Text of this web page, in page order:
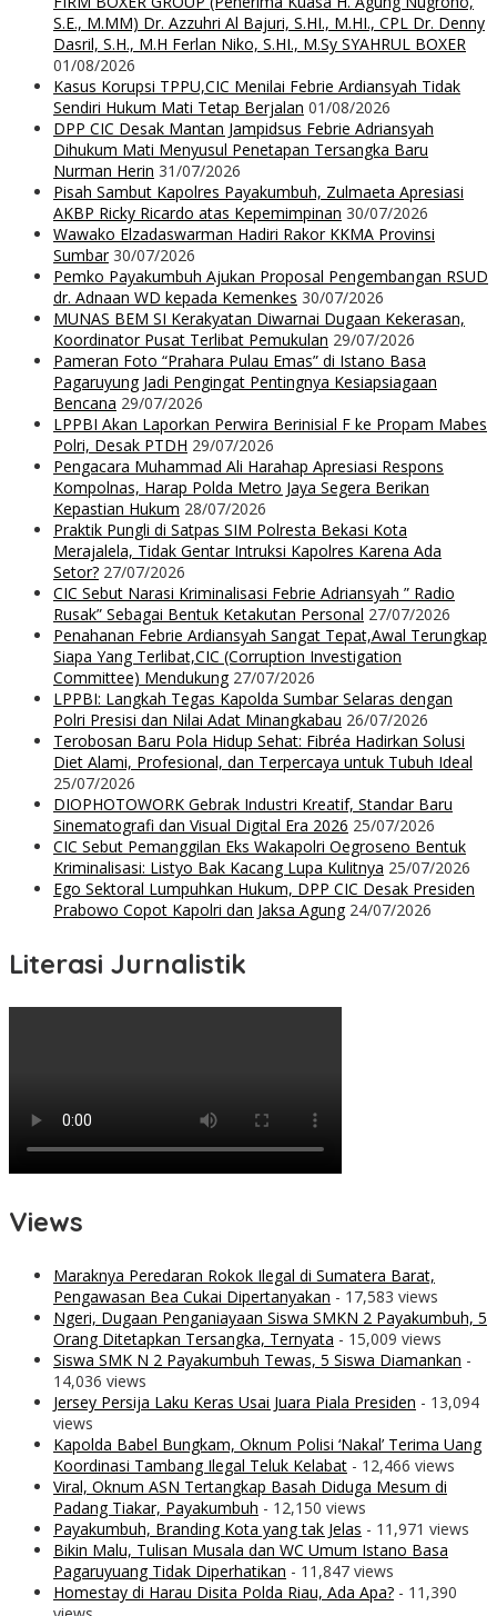
S.E., M.MM) Dr. Azzuhri Al Bajuri, S.HI., M.HI., CPL Dr. Denny
Dasril, S.H., M.H Ferlan Niko, S.HI., M.Sy SYAHRUL BOXER
01/08/2026
Kasus Korupsi TPPU,CIC Menilai Febrie Ardiansyah Tidak
Sendiri Hukum Mati Tetap Berjalan 01/08/2026
DPP CIC Desak Mantan Jampidsus Febrie Adriansyah
Dihukum Mati Menyusul Penetapan Tersangka Baru
Nurman Herin 31/07/2026
Pisah Sambut Kapolres Payakumbuh, Zulmaeta Apresiasi
AKBP Ricky Ricardo atas Kepemimpinan 30/07/2026
Wawako Elzadaswarman Hadiri Rakor KKMA Provinsi
Sumbar 30/07/2026
Pemko Payakumbuh Ajukan Proposal Pengembangan RSUD
dr. Adnaan WD kepada Kemenkes 30/07/2026
MUNAS BEM SI Kerakyatan Diwarnai Dugaan Kekerasan,
Koordinator Pusat Terlibat Pemukulan 29/07/2026
Pameran Foto “Prahara Pulau Emas” di Istano Basa
Pagaruyung Jadi Pengingat Pentingnya Kesiapsiagaan
Bencana 29/07/2026
LPPBI Akan Laporkan Perwira Berinisial F ke Propam Mabes
Polri, Desak PTDH 29/07/2026
Pengacara Muhammad Ali Harahap Apresiasi Respons
Kompolnas, Harap Polda Metro Jaya Segera Berikan
Kepastian Hukum 28/07/2026
Praktik Pungli di Satpas SIM Polresta Bekasi Kota
Merajalela, Tidak Gentar Intruksi Kapolres Karena Ada
Setor? 27/07/2026
CIC Sebut Narasi Kriminalisasi Febrie Adriansyah ” Radio
Rusak” Sebagai Bentuk Ketakutan Personal 27/07/2026
Penahanan Febrie Ardiansyah Sangat Tepat,Awal Terungkap
Siapa Yang Terlibat,CIC (Corruption Investigation
Committee) Mendukung 27/07/2026
LPPBI: Langkah Tegas Kapolda Sumbar Selaras dengan
Polri Presisi dan Nilai Adat Minangkabau 26/07/2026
Terobosan Baru Pola Hidup Sehat: Fibréa Hadirkan Solusi
Diet Alami, Profesional, dan Terpercaya untuk Tubuh Ideal
25/07/2026
DIOPHOTOWORK Gebrak Industri Kreatif, Standar Baru
Sinematografi dan Visual Digital Era 2026 25/07/2026
CIC Sebut Pemanggilan Eks Wakapolri Oegroseno Bentuk
Kriminalisasi: Listyo Bak Kacang Lupa Kulitnya 25/07/2026
Ego Sektoral Lumpuhkan Hukum, DPP CIC Desak Presiden
Prabowo Copot Kapolri dan Jaksa Agung 24/07/2026
Literasi Jurnalistik
Views
Maraknya Peredaran Rokok Ilegal di Sumatera Barat,
Pengawasan Bea Cukai Dipertanyakan - 17,583 views
Ngeri, Dugaan Penganiayaan Siswa SMKN 2 Payakumbuh, 5
Orang Ditetapkan Tersangka, Ternyata - 15,009 views
Siswa SMK N 2 Payakumbuh Tewas, 5 Siswa Diamankan -
14,036 views
Jersey Persija Laku Keras Usai Juara Piala Presiden - 13,094
views
Kapolda Babel Bungkam, Oknum Polisi ‘Nakal’ Terima Uang
Koordinasi Tambang Ilegal Teluk Kelabat - 12,466 views
Viral, Oknum ASN Tertangkap Basah Diduga Mesum di
Padang Tiakar, Payakumbuh - 12,150 views
Payakumbuh, Branding Kota yang tak Jelas - 11,971 views
Bikin Malu, Tulisan Musala dan WC Umum Istano Basa
Pagaruyuang Tidak Diperhatikan - 11,847 views
Homestay di Harau Disita Polda Riau, Ada Apa? - 11,390